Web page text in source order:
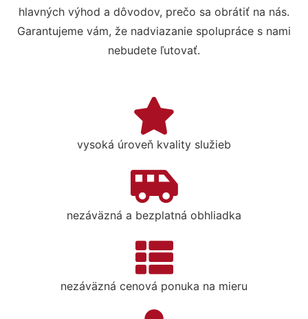
hlavných výhod a dôvodov, prečo sa obrátiť na nás.
Garantujeme vám, že nadviazanie spolupráce s nami
nebudete ľutovať.
vysoká úroveň kvality služieb
nezáväzná a bezplatná obhliadka
nezáväzná cenová ponuka na mieru